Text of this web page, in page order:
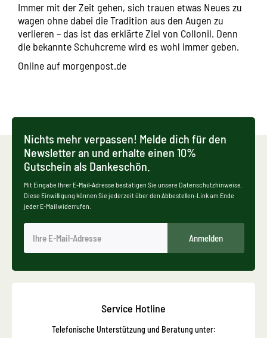
Immer mit der Zeit gehen, sich trauen etwas Neues zu
wagen ohne dabei die Tradition aus den Augen zu
verlieren – das ist das erklärte Ziel von Collonil. Denn
die bekannte Schuhcreme wird es wohl immer geben.
Online auf morgenpost.de
Nichts mehr verpassen! Melde dich für den
Newsletter an und erhalte einen 10%
Gutschein als Dankeschön.
Mit Eingabe Ihrer E-Mail-Adresse bestätigen Sie unsere Datenschutzhinweise.
Diese Einwilligung können Sie jederzeit über den Abbestellen-Link am Ende
jeder E-Mail widerrufen.
Anmelden
Service Hotline
Telefonische Unterstützung und Beratung unter: